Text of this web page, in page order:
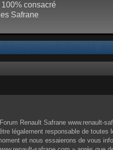
100% consacré
Safrane
Renault Safrane www.renault-
légalement responsable de
et nous essaierons de vous